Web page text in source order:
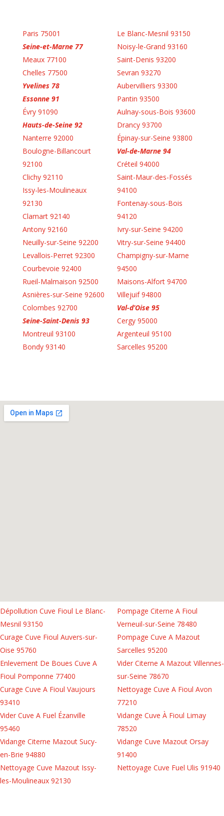
Paris 75001
Seine-et-Marne 77
Meaux 77100
Chelles 77500
Yvelines 78
Essonne 91
Évry 91090
Hauts-de-Seine 92
Nanterre 92000
Boulogne-Billancourt
92100
Clichy 92110
Issy-les-Moulineaux
92130
Clamart 92140
Antony 92160
Neuilly-sur-Seine 92200
Levallois-Perret 92300
Courbevoie 92400
Rueil-Malmaison 92500
Asnières-sur-Seine 92600
Colombes 92700
Seine-Saint-Denis 93
Montreuil 93100
Bondy 93140
Le Blanc-Mesnil 93150
Noisy-le-Grand 93160
Saint-Denis 93200
Sevran 93270
Aubervilliers 93300
Pantin 93500
Aulnay-sous-Bois 93600
Drancy 93700
Épinay-sur-Seine 93800
Val-de-Marne 94
Créteil 94000
Saint-Maur-des-Fossés
94100
Fontenay-sous-Bois
94120
Ivry-sur-Seine 94200
Vitry-sur-Seine 94400
Champigny-sur-Marne
94500
Maisons-Alfort 94700
Villejuif 94800
Val-d’Oise 95
Cergy 95000
Argenteuil 95100
Sarcelles 95200
Dépollution Cuve Fioul Le Blanc-
Mesnil 93150
Curage Cuve Fioul Auvers-sur-
Oise 95760
Enlevement De Boues Cuve A
Fioul Pomponne 77400
Curage Cuve A Fioul Vaujours
93410
Vider Cuve A Fuel Ézanville
95460
Vidange Citerne Mazout Sucy-
en-Brie 94880
Nettoyage Cuve Mazout Issy-
les-Moulineaux 92130
Pompage Citerne A Fioul
Verneuil-sur-Seine 78480
Pompage Cuve A Mazout
Sarcelles 95200
Vider Citerne A Mazout Villennes-
sur-Seine 78670
Nettoyage Cuve A Fioul Avon
77210
Vidange Cuve À Fioul Limay
78520
Vidange Cuve Mazout Orsay
91400
Nettoyage Cuve Fuel Ulis 91940